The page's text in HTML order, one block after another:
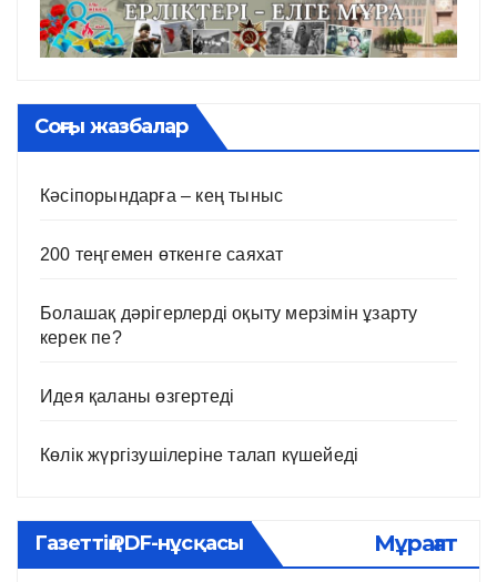
Соңғы жазбалар
Кәсіпорындарға – кең тыныс
200 теңгемен өткенге саяхат
Болашақ дәрігерлерді оқыту мерзімін ұзарту
керек пе?
Идея қаланы өзгертеді
Көлік жүргізушілеріне талап күшейеді
Газеттің PDF-нұсқасы Мұрағат